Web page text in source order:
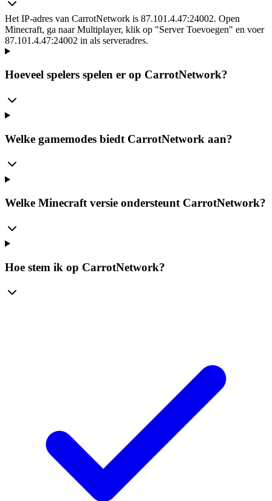
Het IP-adres van CarrotNetwork is 87.101.4.47:24002. Open
Minecraft, ga naar Multiplayer, klik op "Server Toevoegen" en voer
87.101.4.47:24002 in als serveradres.
Hoeveel spelers spelen er op CarrotNetwork?
Welke gamemodes biedt CarrotNetwork aan?
Welke Minecraft versie ondersteunt CarrotNetwork?
Hoe stem ik op CarrotNetwork?